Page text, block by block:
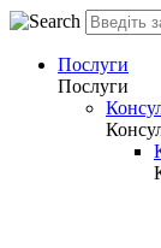
Послуги
Послуги